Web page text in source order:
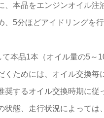
本品をエンジンオイル注
、5分ほどアイドリングを
本品1本（オイル量の5～
ためには、オイル交換毎
するオイル交換時期に従
態、走行状況によっては